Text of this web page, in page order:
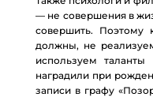
— не совершения в
совершить. Поэтому
должны, не
используем
наградили при
записи в графу